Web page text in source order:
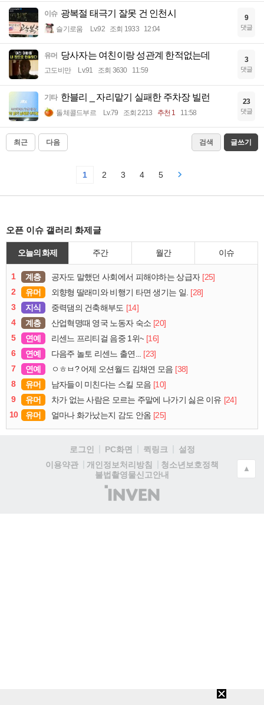
이슈 광복절 태극기 잘못 건 인천시
슬기로움 Lv.92 조회 1933 12:04
9
댓글
유머 당사자는 여친이랑 성관계 한적없는데
고도비만 Lv.91 조회 3630 11:59
3
댓글
기타 한블리 _ 자리맡기 실패한 주차장 빌런
돌체콜드부르 Lv.79 조회 2213 추천 1 11:58
23
댓글
최근 다음 검색 글쓰기
1 2 3 4 5
오픈 이슈 갤러리 화제글
오늘의 화제 주간 월간 이슈
1 계층 공자도 말했던 사회에서 피해야하는 상급자 [25]
2
유머 외향형 딸래미와 비행기 타면 생기는 일. [28]
3
지식 중력댐의 건축해부도 [14]
4
계층 산업혁명때 영국 노동자 숙소 [20]
5
연예 리센느 프리티걸 음중 1위~ [16]
6
연예 다음주 놀토 리센느 출연... [23]
7
연예 ㅇㅎㅂ? 어제 오션월드 김채연 모음 [38]
8
유머 남자들이 미친다는 스킬 모음 [10]
9
유머 차가 없는 사람은 모르는 주말에 나가기 싫은 이유 [24]
10
유머 얼마나 화가났는지 감도 안옴 [25]
로그인 PC화면 퀵링크
설정
이용약관
개인정보처리방침
청소년보호정책
불법촬영물신고안내
(주)
인
▲